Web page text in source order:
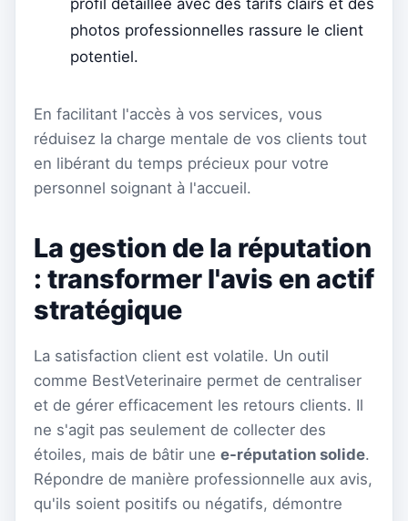
photos professionnelles rassure le client
potentiel.
En facilitant l'accès à vos services, vous
réduisez la charge mentale de vos clients tout
en libérant du temps précieux pour votre
personnel soignant à l'accueil.
La gestion de la réputation
: transformer l'avis en actif
stratégique
La satisfaction client est volatile. Un outil
comme BestVeterinaire permet de centraliser
et de gérer efficacement les retours clients. Il
ne s'agit pas seulement de collecter des
étoiles, mais de bâtir une e-réputation solide.
Répondre de manière professionnelle aux avis,
qu'ils soient positifs ou négatifs, démontre